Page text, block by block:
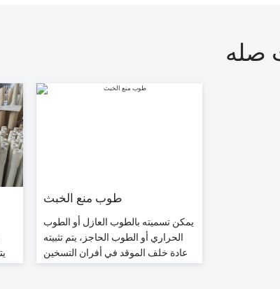
صله
طوب منع الخبث
يمكن تسميته بالطوب العازل أو الطوب
الحراري أو الطوب الحاجز، يتم تثبيته
عادة خلف الموقد في أفران التسخين
المتجددة لدعم وتعزيز مواد التخزين